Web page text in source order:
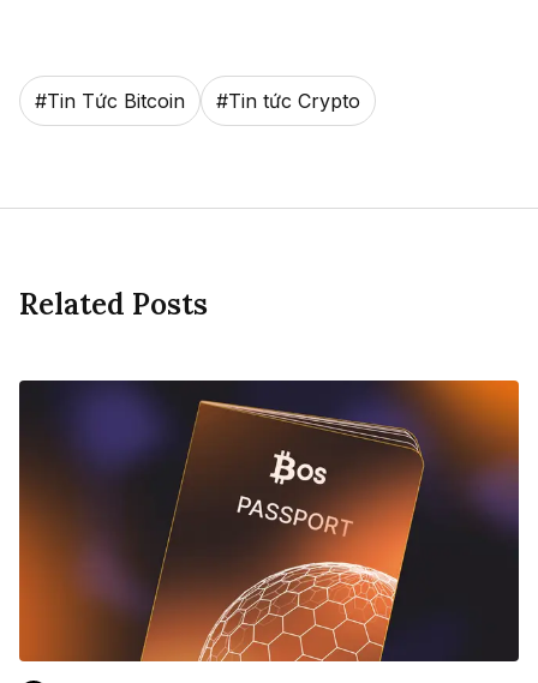
#Tin Tức Bitcoin #Tin tức Crypto
Related Posts